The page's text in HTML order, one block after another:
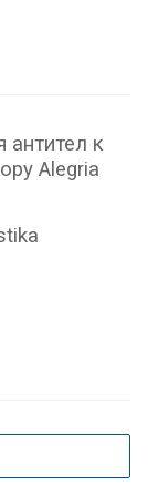
антител к
Alegria